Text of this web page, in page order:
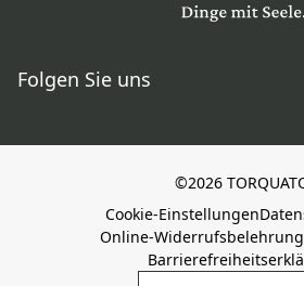
Folgen Sie uns
©2026
Cookie-Einstellungen
Online-Widerrufsbelehrung